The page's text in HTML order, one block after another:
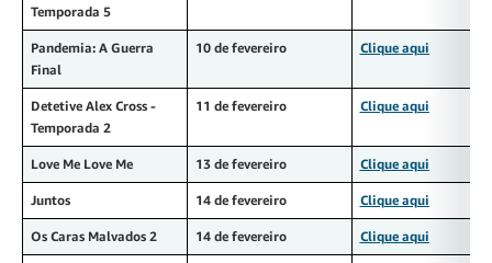
Temporada 5
Pandemia: A Guerra
Final
10 de fevereiro Clique aqui
Detetive Alex Cross -
Temporada 2
11 de fevereiro Clique aqui
Love Me Love Me 13 de fevereiro Clique aqui
Juntos 14 de fevereiro Clique aqui
Os Caras Malvados 2 14 de fevereiro Clique aqui